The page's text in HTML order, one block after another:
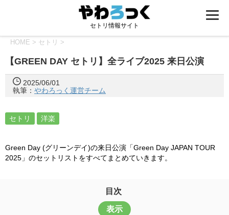
セトリ情報サイト
HOME > セトリ >
【GREEN DAY セトリ】全ライブ2025 来日公演
2025/06/01
執筆： やわろっく運営チーム
セトリ 洋楽
Green Day (グリーンデイ)の来日公演「Green Day JAPAN TOUR
2025」のセットリストをすべてまとめていきます。
目次
表示